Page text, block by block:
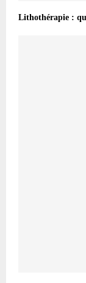
Lithothérapie :